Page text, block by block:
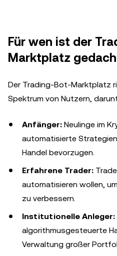
Für wen ist der
Marktplatz
Der Trading-Bot-Marktplatz
Spektrum von Nutzern,
Anfänger: Neulinge im
automatisierte
Handel bevorzugen.
Erfahrene Trader:
automatisieren wollen,
zu verbessern.
Institutionelle Anleger:
algorithmusgesteuerte
Verwaltung großer